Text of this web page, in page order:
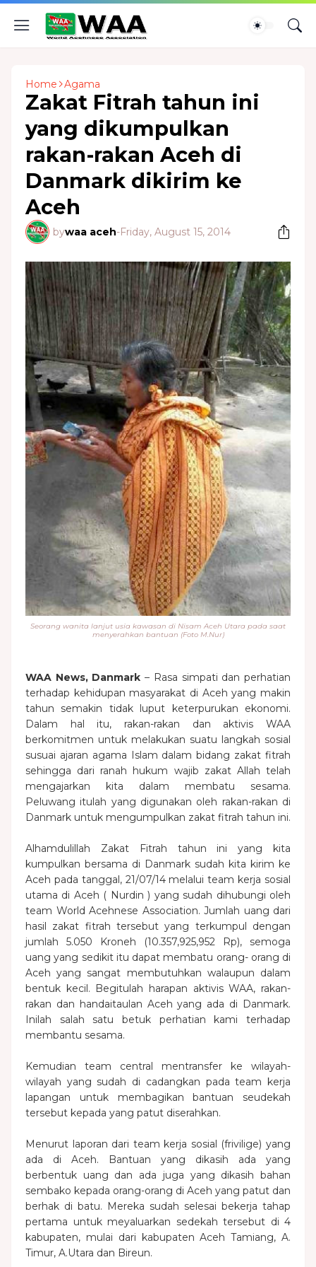
Home Agama
Zakat Fitrah tahun ini
yang dikumpulkan
rakan-rakan Aceh di
Danmark dikirim ke
Aceh
bywaa aceh-Friday, August 15, 2014
Seorang wanita lanjut usia kawasan di Nisam Aceh Utara pada saat
menyerahkan bantuan (Foto M.Nur)
WAA News, Danmark – Rasa simpati dan perhatian
terhadap kehidupan masyarakat di Aceh yang makin
tahun semakin tidak luput keterpurukan ekonomi.
Dalam hal itu, rakan-rakan dan aktivis WAA
berkomitmen untuk melakukan suatu langkah sosial
susuai ajaran agama Islam dalam bidang zakat fitrah
sehingga dari ranah hukum wajib zakat Allah telah
mengajarkan kita dalam membatu sesama.
Peluwang itulah yang digunakan oleh rakan-rakan di
Danmark untuk mengumpulkan zakat fitrah tahun ini.
Alhamdulillah Zakat Fitrah tahun ini yang kita
kumpulkan bersama di Danmark sudah kita kirim ke
Aceh pada tanggal, 21/07/14 melalui team kerja sosial
utama di Aceh ( Nurdin ) yang sudah dihubungi oleh
team World Acehnese Association. Jumlah uang dari
hasil zakat fitrah tersebut yang terkumpul dengan
jumlah 5.050 Kroneh (10.357,925,952 Rp), semoga
uang yang sedikit itu dapat membatu orang- orang di
Aceh yang sangat membutuhkan walaupun dalam
bentuk kecil. Begitulah harapan aktivis WAA, rakan-
rakan dan handaitaulan Aceh yang ada di Danmark.
Inilah salah satu betuk perhatian kami terhadap
membantu sesama.
Kemudian team central mentransfer ke wilayah-
wilayah yang sudah di cadangkan pada team kerja
lapangan untuk membagikan bantuan seudekah
tersebut kepada yang patut diserahkan.
Menurut laporan dari team kerja sosial (frivilige) yang
ada di Aceh. Bantuan yang dikasih ada yang
berbentuk uang dan ada juga yang dikasih bahan
sembako kepada orang-orang di Aceh yang patut dan
berhak di batu. Mereka sudah selesai bekerja tahap
pertama untuk meyaluarkan sedekah tersebut di 4
kabupaten, mulai dari kabupaten Aceh Tamiang, A.
Timur, A.Utara dan Bireun.